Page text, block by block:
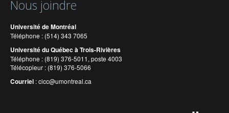
Nous joindre
Université de Montréal
Téléphone : (514) 343 7065
Université du Québec à Trois-Rivières
Téléphone : (819) 376-5011, poste 4003
Télécopieur : (819) 376-5066
Courriel :cicc@umontreal.ca